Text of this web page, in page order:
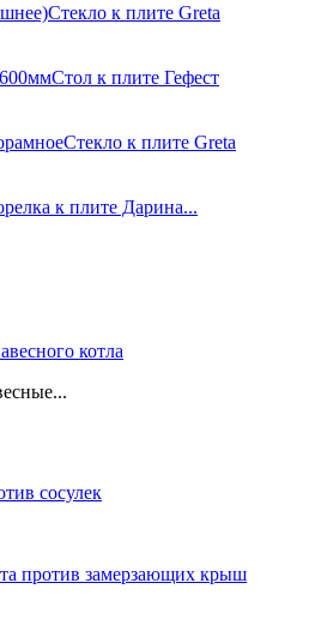
Стекло к плите Greta
Стол к плите Гефест
Стекло к плите Greta
к плите Дарина...
котла
сосулек
против замерзающих крыш